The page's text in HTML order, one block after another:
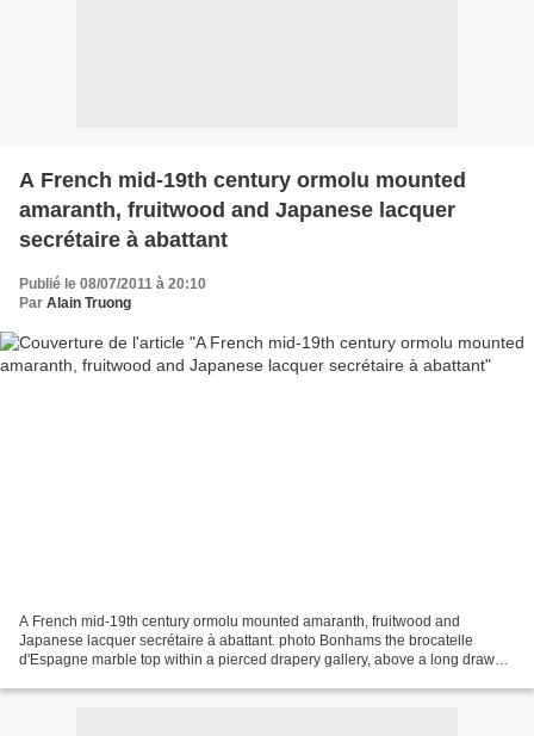
A French mid-19th century ormolu mounted
amaranth, fruitwood and Japanese lacquer
secrétaire à abattant
Publié le 08/07/2011 à 20:10
Par Alain Truong
A French mid-19th century ormolu mounted amaranth, fruitwood and
Japanese lacquer secrétaire à abattant. photo Bonhams the brocatelle
d'Espagne marble top within a pierced drapery gallery, above a long drawer